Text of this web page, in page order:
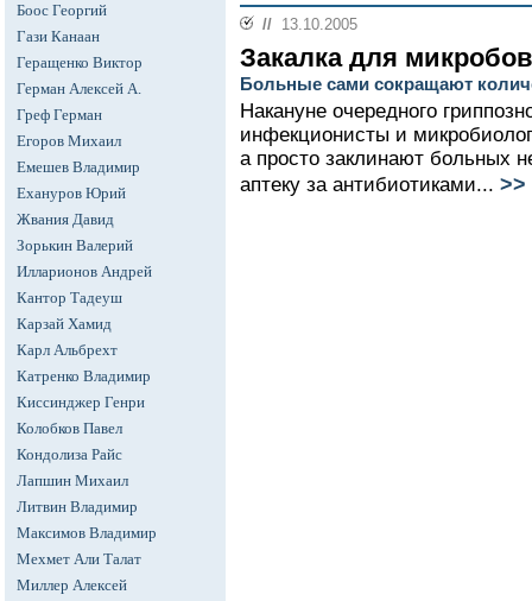
Боос Георгий
Гази Канаан
Геращенко Виктор
Герман Алексей А.
Греф Герман
Егоров Михаил
Емешев Владимир
Ехануров Юрий
Жвания Давид
Зорькин Валерий
Илларионов Андрей
Кантор Тадеуш
Карзай Хамид
Карл Альбрехт
Катренко Владимир
Киссинджер Генри
Колобков Павел
Кондолиза Райс
Лапшин Михаил
Литвин Владимир
Максимов Владимир
Мехмет Али Талат
Миллер Алексей
// 13.10.2005
Закалка для микробов
Больные сами сокращают
Накануне очередного
инфекционисты и
а просто заклинают больных
аптеку за антибиотиками... >>